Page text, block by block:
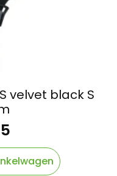
velvet black S